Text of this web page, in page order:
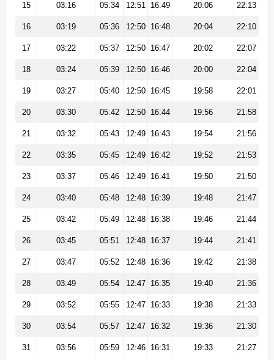
15 03:16 05:34 12:51 16:49 20:06 22:13
16 03:19 05:36 12:50 16:48 20:04 22:10
17 03:22 05:37 12:50 16:47 20:02 22:07
18 03:24 05:39 12:50 16:46 20:00 22:04
19 03:27 05:40 12:50 16:45 19:58 22:01
20 03:30 05:42 12:50 16:44 19:56 21:58
21 03:32 05:43 12:49 16:43 19:54 21:56
22 03:35 05:45 12:49 16:42 19:52 21:53
23 03:37 05:46 12:49 16:41 19:50 21:50
24 03:40 05:48 12:48 16:39 19:48 21:47
25 03:42 05:49 12:48 16:38 19:46 21:44
26 03:45 05:51 12:48 16:37 19:44 21:41
27 03:47 05:52 12:48 16:36 19:42 21:38
28 03:49 05:54 12:47 16:35 19:40 21:36
29 03:52 05:55 12:47 16:33 19:38 21:33
30 03:54 05:57 12:47 16:32 19:36 21:30
31 03:56 05:59 12:46 16:31 19:33 21:27